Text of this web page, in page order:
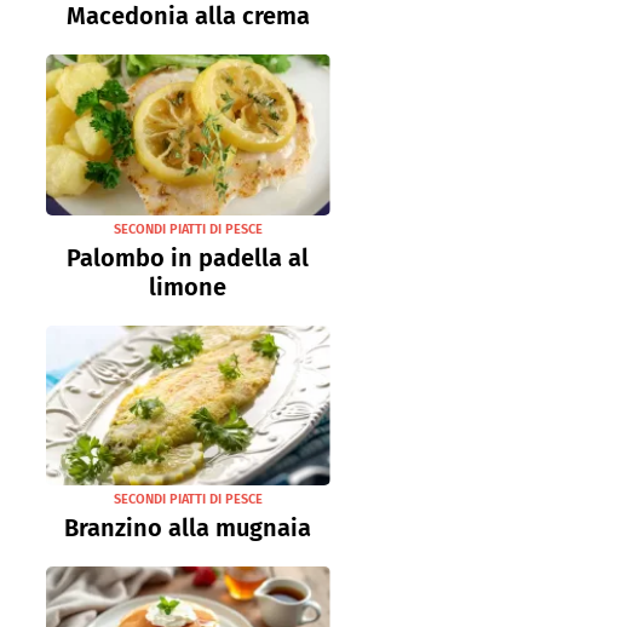
Macedonia alla crema
SECONDI PIATTI DI PESCE
Palombo in padella al
limone
SECONDI PIATTI DI PESCE
Branzino alla mugnaia